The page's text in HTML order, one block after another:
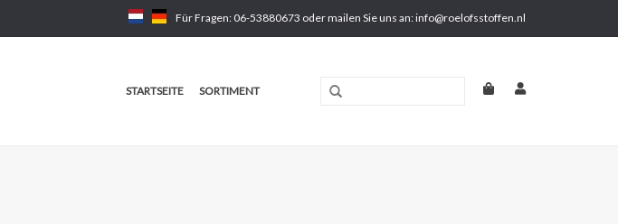
Für Fragen: 06-53880673 oder mailen Sie uns an:info@roelofsstoffen.nl
STARTSEITE SORTIMENT